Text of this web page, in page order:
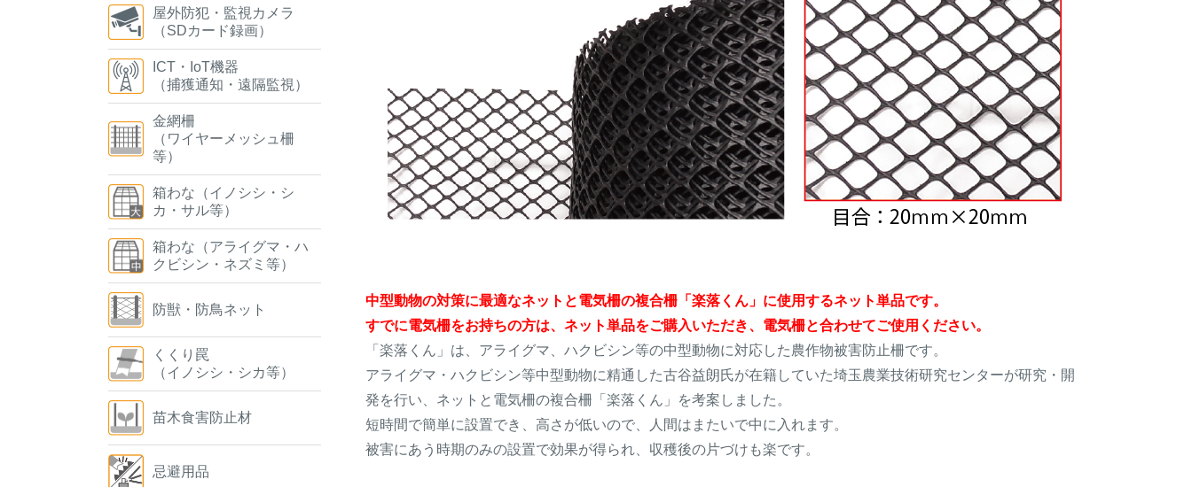
屋外防犯・監視カメラ
（SDカード録画）
ICT・IoT機器
（捕獲通知・遠隔監視）
金網柵
（ワイヤーメッシュ柵
等）
箱わな（イノシシ・シ
カ・サル等）
箱わな（アライグマ・ハ
クビシン・ネズミ等）
防獣・防鳥ネット
くくり罠
（イノシシ・シカ等）
苗木食害防止材
忌避用品
中型動物の対策に最適なネットと電気柵の複合柵「楽落くん」に使用するネット単品です。
すでに電気柵をお持ちの方は、ネット単品をご購入いただき、電気柵と合わせてご使用ください。
「楽落くん」は、アライグマ、ハクビシン等の中型動物に対応した農作物被害防止柵です。
アライグマ・ハクビシン等中型動物に精通した古谷益朗氏が在籍していた埼玉農業技術研究センターが研究・開
発を行い、ネットと電気柵の複合柵「楽落くん」を考案しました。
短時間で簡単に設置でき、高さが低いので、人間はまたいで中に入れます。
被害にあう時期のみの設置で効果が得られ、収穫後の片づけも楽です。